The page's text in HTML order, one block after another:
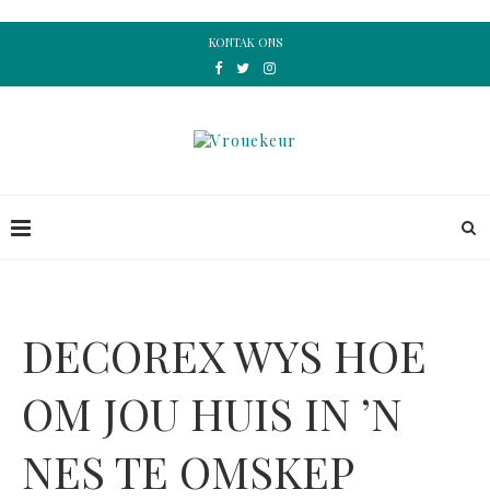
KONTAK ONS
DECOREX WYS HOE
OM JOU HUIS IN ’N
NES TE OMSKEP